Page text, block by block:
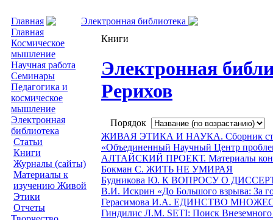
Главная Электронная библиотека
Главная
Космическое
мышление
Научная работа
Семинары
Педагогика и
космическое
мышление
Электронная
библиотека
Статьи
Книги
Журналы (сайты)
Материалы к
изучению Живой
Этики
Отчеты
Книги
Электронная
Рерихов
Порядок
ЖИВАЯ ЭТИКА И НАУКА. Сборник
«Объединенный Научный Центр
АЛТАЙСКИЙ ПРОЕКТ. Материалы
Бокман С. ЖИТЬ НЕ УМИРАЯ
Будникова Ю. К ВОПРОСУ О
В.И. Искрин «До Большого взрыва: За
Герасимова И.А. ЕДИНСТВО
Гиндилис Л.М. SETI: Поиск Внеземного